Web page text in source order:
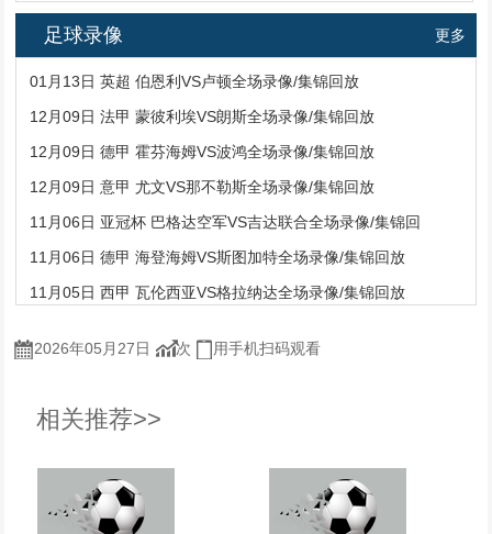
足球录像 更多
01月13日 英超 伯恩利VS卢顿全场录像/集锦回放
12月09日 法甲 蒙彼利埃VS朗斯全场录像/集锦回放
12月09日 德甲 霍芬海姆VS波鸿全场录像/集锦回放
12月09日 意甲 尤文VS那不勒斯全场录像/集锦回放
11月06日 亚冠杯 巴格达空军VS吉达联合全场录像/集锦回
11月06日 德甲 海登海姆VS斯图加特全场录像/集锦回放
11月05日 西甲 瓦伦西亚VS格拉纳达全场录像/集锦回放
2026年05月27日 次 用手机扫码观看
相关推荐>>